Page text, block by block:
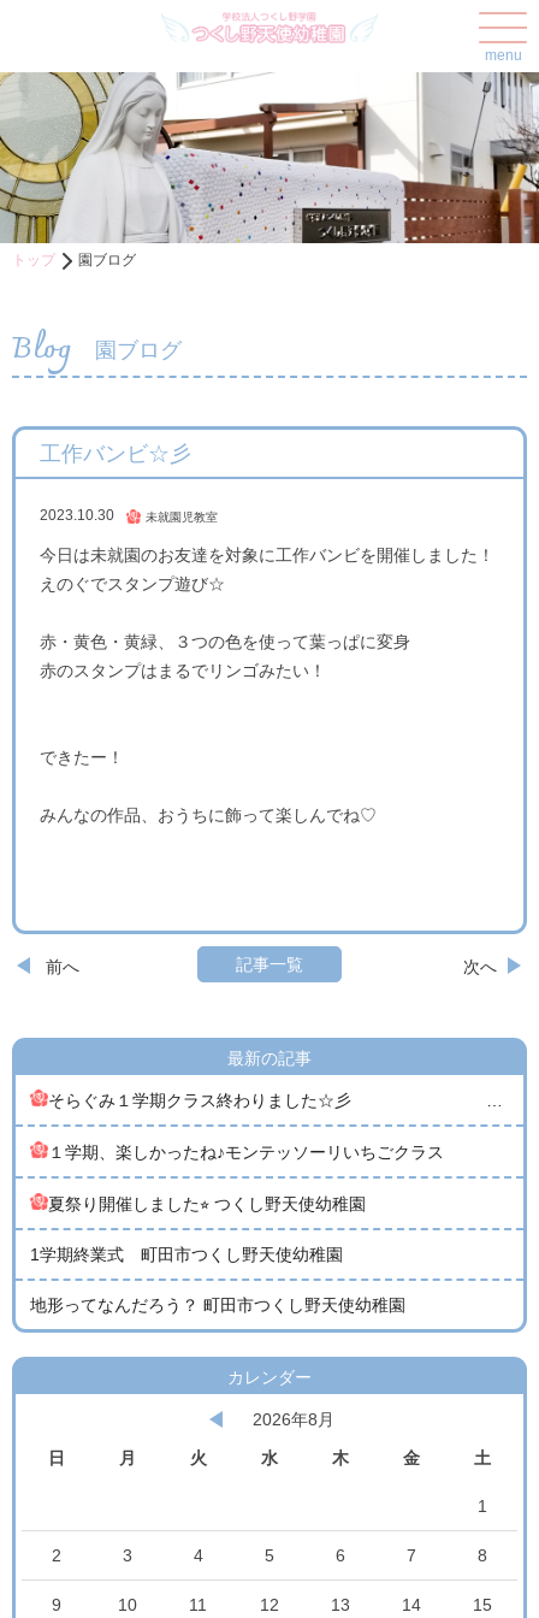
menu
トップ 園ブログ
Blog 園ブログ
工作バンビ☆彡
2023.10.30
今日は未就園のお友達を対象に工作バンビを開催しました！
えのぐでスタンプ遊び☆
赤・黄色・黄緑、３つの色を使って葉っぱに変身
赤のスタンプはまるでリンゴみたい！
できたー！
みんなの作品、おうちに飾って楽しんでね♡
前へ 次へ
記事一覧
最新の記事
そらぐみ１学期クラス終わりました☆彡 （親子教室１歳児クラス そらぐみ）
１学期、楽しかったね♪モンテッソーリいちごクラス
夏祭り開催しました⭐︎ つくし野天使幼稚園
1学期終業式 町田市つくし野天使幼稚園
地形ってなんだろう？ 町田市つくし野天使幼稚園
カレンダー
2026年8月
日
月 火 水 木 金 土
1
2 3 4 5 6 7 8
9 10 11 12 13 14 15